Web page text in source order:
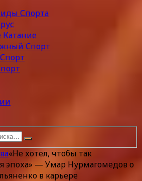
Спорта
Катание
Спорт
«Не хотел, чтобы так
эпоха» — Умар Нурмагомедов о
в карьере